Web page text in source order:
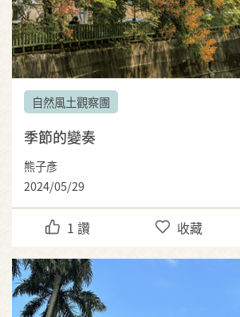
自然風土觀察團
季節的變奏
熊子彥
2024/05/29
1 讚 收藏